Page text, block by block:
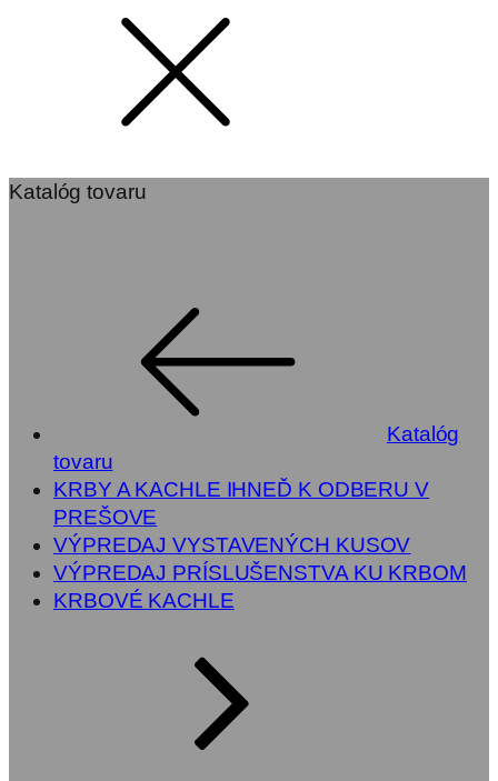
Katalóg tovaru
Katalóg
tovaru
KRBY A KACHLE IHNEĎ K ODBERU V
PREŠOVE
VÝPREDAJ VYSTAVENÝCH KUSOV
VÝPREDAJ PRÍSLUŠENSTVA KU KRBOM
KRBOVÉ KACHLE